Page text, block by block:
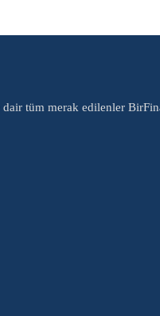
tüm merak edilenler